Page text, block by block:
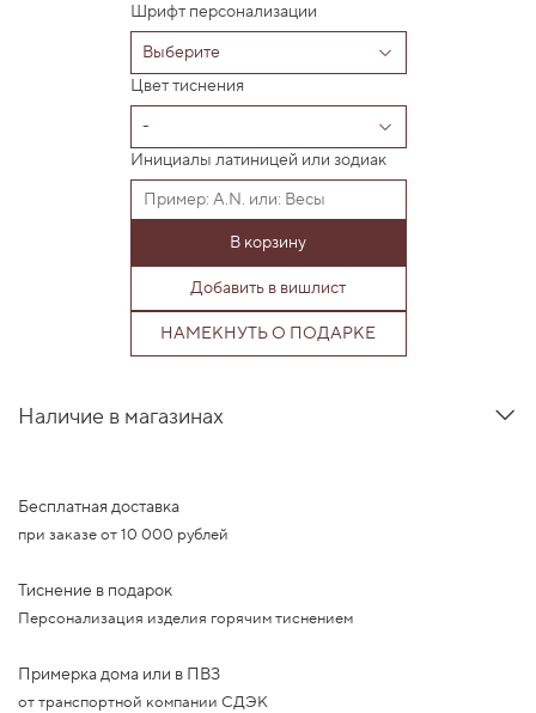
Шрифт персонализации
Цвет тиснения
Инициалы латиницей или зодиак
В корзину
Добавить в вишлист
НАМЕКНУТЬ О ПОДАРКЕ
Наличие в магазинах
Бесплатная доставка
при заказе от 10 000 рублей
Тиснение в подарок
Персонализация изделия горячим тиснением
Примерка дома или в ПВЗ
от транспортной компании СДЭК